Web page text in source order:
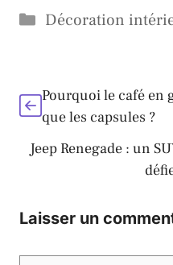
Catégories
Décoration
Pourquoi le café en
que les capsules ?
Jeep Renegade : un
Laisser un